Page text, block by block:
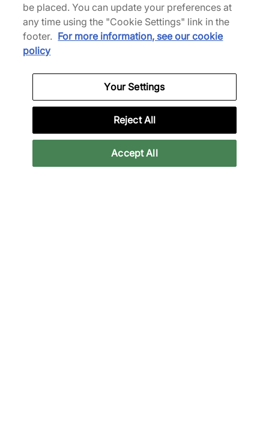
entfernen, ohne ihn zu beschädigen. | 526281
Verwandte Kategorien
Alle Produkte
be placed. You can update your preferences at
any time using the "Cookie Settings" link in the
footer. For more information, see our cookie
policy
Your Settings
Reject All
Accept All